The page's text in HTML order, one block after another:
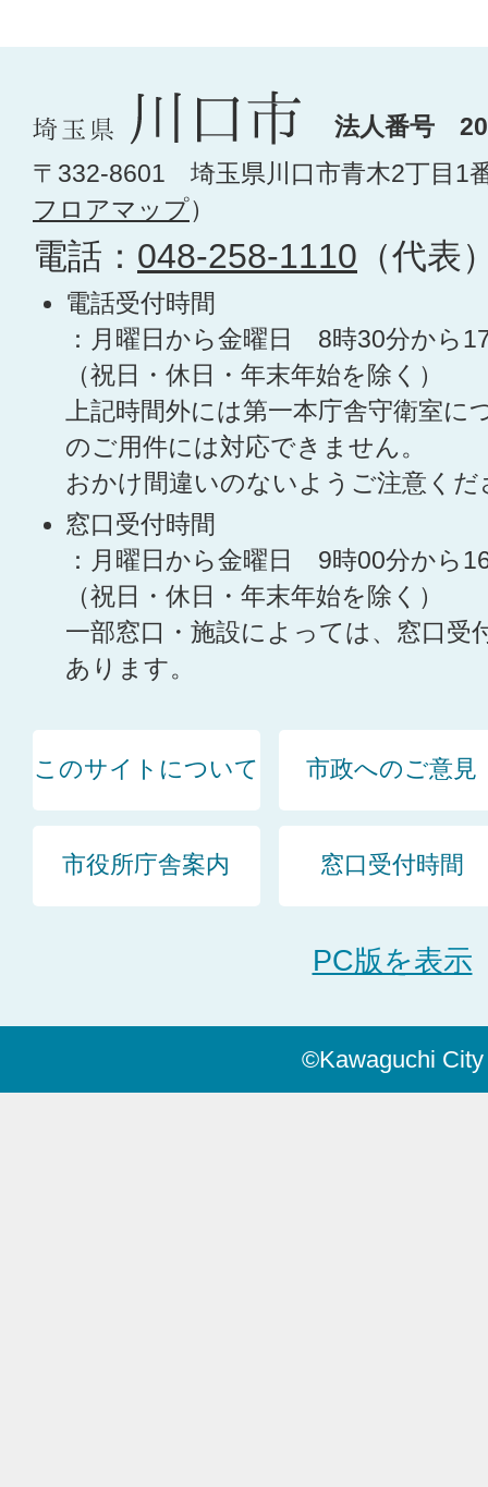
法人番号
〒332-8601 埼玉県川口市青木2丁目1
フロアマップ）
電話： 048-258-1110 （代表
電話受付時間
：月曜日から金曜日 8時30分から
（祝日・休日・年末年始を除く）
上記時間外には第一本庁舎守衛室に
のご用件には対応できません。
おかけ間違いのないようご注意くだ
窓口受付時間
：月曜日から金曜日 9時00分から
（祝日・休日・年末年始を除く）
一部窓口・施設によっては、窓口受
あります。
このサイトについて 市政へのご意見
市役所庁舎案内 窓口受付時間
PC版を表示
©Kawaguchi City